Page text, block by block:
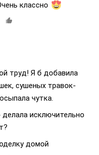
классно
труд! Я б добавила
сушеных травок-
чутка.
исключительно
домой